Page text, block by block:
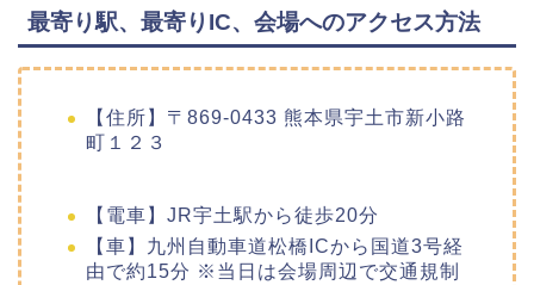
最寄り駅、最寄りIC、会場へのアクセス方法
【住所】〒869-0433 熊本県宇土市新小路
町１２３
【電車】JR宇土駅から徒歩20分
【車】九州自動車道松橋ICから国道3号経
由で約15分 ※当日は会場周辺で交通規制